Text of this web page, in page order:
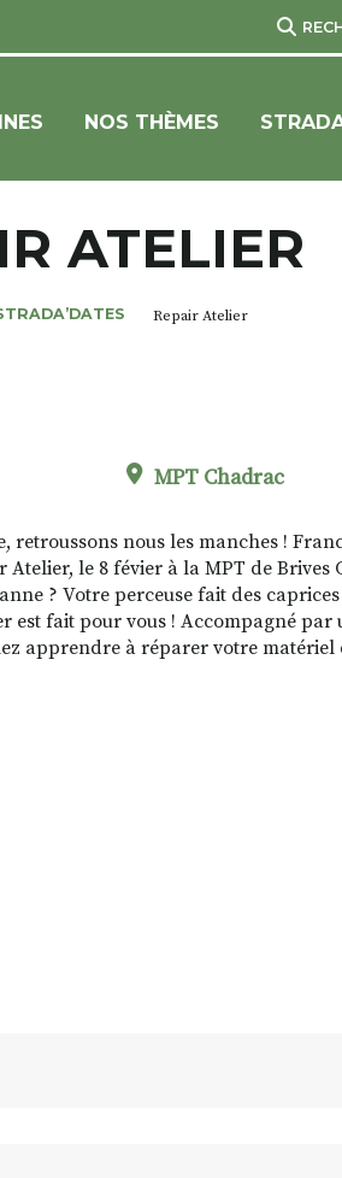
NOS THÈMES
ATELIER
Repair Atelier
MPT Chadrac
retroussons nous les manches !
le 8 févier à la MPT de Brives
? Votre perceuse fait des
est fait pour vous ! Accompagné par
apprendre à réparer votre matériel